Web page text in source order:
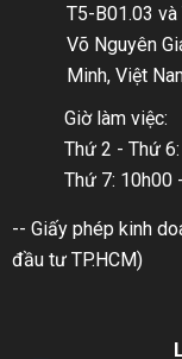
T5-B01.03
Võ Nguyên
Minh, Việt
Giờ làm việc:
Thứ 2 - Thứ
Thứ 7: 10h00
-- Giấy phép kinh
đầu tư TP.HCM)